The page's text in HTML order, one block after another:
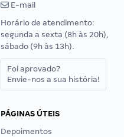
E-mail
Horário de atendimento:
segunda a sexta (8h às 20h),
sábado (9h às 13h).
Foi aprovado?
Envie-nos a sua história!
PÁGINAS ÚTEIS
Depoimentos